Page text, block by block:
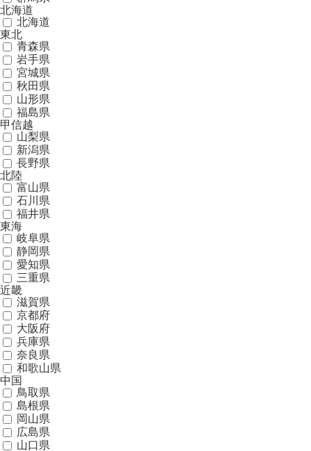
北海道
北海道
東北
青森県
岩手県
宮城県
秋田県
山形県
福島県
甲信越
山梨県
新潟県
長野県
北陸
富山県
石川県
福井県
東海
岐阜県
静岡県
愛知県
三重県
近畿
滋賀県
京都府
大阪府
兵庫県
奈良県
和歌山県
中国
鳥取県
島根県
岡山県
広島県
山口県